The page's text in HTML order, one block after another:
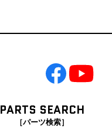
PARTS SEARCH
［パーツ検索］